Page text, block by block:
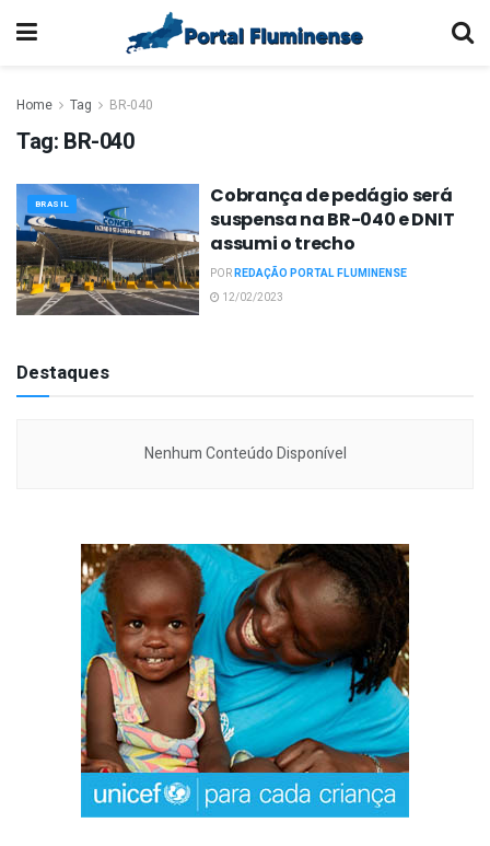
Home Tag BR-040
Tag: BR-040
BRASIL
Cobrança de pedágio será
suspensa na BR-040 e DNIT
assumi o trecho
PORREDAÇÃO PORTAL FLUMINENSE
12/02/2023
Destaques
Nenhum Conteúdo Disponível